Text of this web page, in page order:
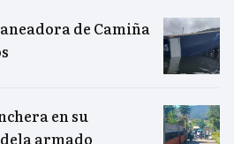
de Camiña
en su
armado